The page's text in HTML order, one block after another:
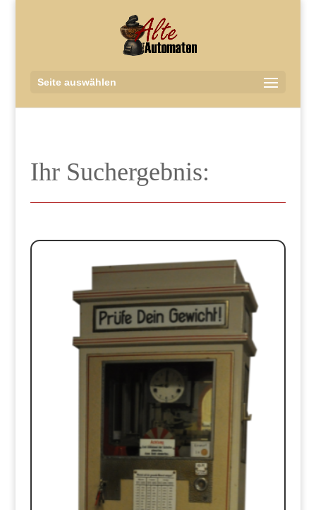
Seite auswählen
Ihr Suchergebnis: